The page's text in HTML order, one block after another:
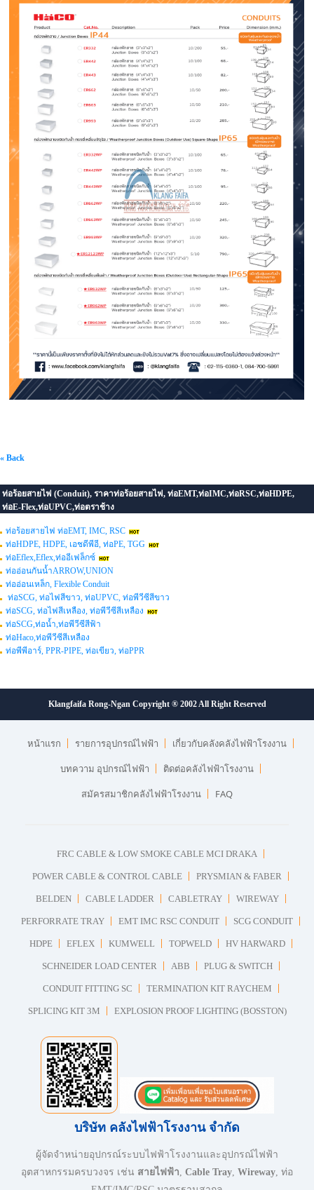
« Back
ท่อร้อยสายไฟ (Conduit), ราคาท่อร้อยสายไฟ, ท่อEMT,ท่อIMC,ท่อRSC,ท่อHDPE,
ท่อE-Flex,ท่อUPVC,ท่อตราช้าง
ท่อร้อยสายไฟ ท่อEMT, IMC, RSC
ท่อHDPE, HDPE, เอชดีพีอี, ท่อPE, TGG
ท่อEflex,Eflex,ท่ออีเฟล็กซ์
ท่ออ่อนกันน้ำARROW,UNION
ท่ออ่อนเหล็ก, Flexible Conduit
ท่อSCG, ท่อไฟสีขาว, ท่อUPVC, ท่อพีวีซีสีขาว
ท่อSCG, ท่อไฟสีเหลือง, ท่อพีวีซีสีเหลือง
ท่อSCG,ท่อน้ำ,ท่อพีวีซีสีฟ้า
ท่อHaco,ท่อพีวีซีสีเหลือง
ท่อพีพีอาร์, PPR-PIPE, ท่อเขียว, ท่อPPR
Klangfaifa Rong-Ngan Copyright ® 2002 All Right Reserved
หน้าแรก รายการอุปกรณ์ไฟฟ้า
เกี่ยวกับคลังคลังไฟฟ้าโรงงาน
บทความ อุปกรณ์ไฟฟ้า
ติดต่อคลังไฟฟ้าโรงงาน
สมัครสมาชิกคลังไฟฟ้าโรงงาน
FAQ
FRC CABLE & LOW SMOKE CABLE MCI DRAKA
POWER CABLE & CONTROL CABLE PRYSMIAN & FABER
BELDEN CABLE LADDER CABLETRAY WIREWAY
PERFORRATE TRAY EMT IMC RSC CONDUIT SCG CONDUIT
HDPE EFLEX KUMWELL TOPWELD HV HARWARD
SCHNEIDER LOAD CENTER ABB PLUG & SWITCH
CONDUIT FITTING SC TERMINATION KIT RAYCHEM
SPLICING KIT 3M EXPLOSION PROOF LIGHTING (BOSSTON)
บริษัท คลังไฟฟ้าโรงงาน จำกัด
ผู้จัดจำหน่ายอุปกรณ์ระบบไฟฟ้าโรงงานและอุปกรณ์ไฟฟ้า
อุตสาหกรรมครบวงจร เช่น สายไฟฟ้า Cable Tray Wireway , ท่อ